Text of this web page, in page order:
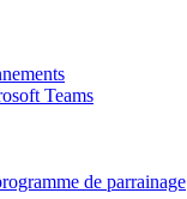
Teams
de parrainage